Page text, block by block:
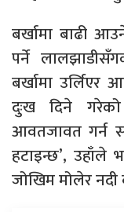
बर्खामा बाढी
पर्ने
बर्खामा उर्लिएर
दुःख दिने
आवतजावत गर्न
हटाइन्छ’, उहाँले
जोखिम मोलेर नदी